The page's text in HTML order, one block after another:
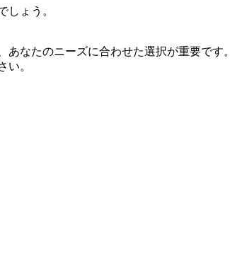
しょう。
なたのニーズに合わせた選択が重要です。
い。